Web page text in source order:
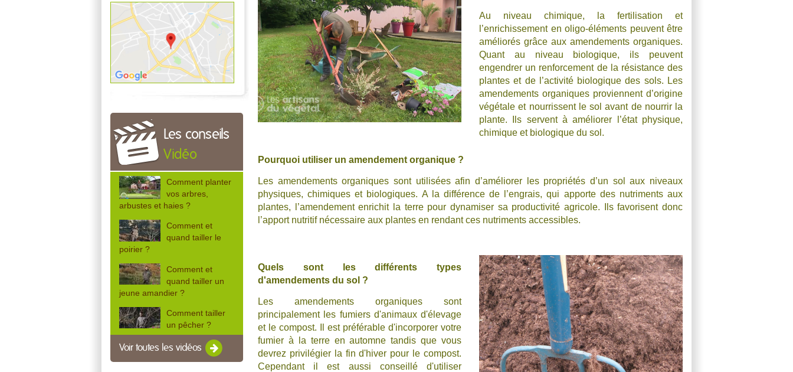
Les conseils
Vidéo
Comment planter
vos arbres,
arbustes et haies ?
Comment et
quand tailler le
poirier ?
Comment et
quand tailler un
jeune amandier ?
Comment tailler
un pêcher ?
Voir toutes les vidéos
Au niveau chimique, la fertilisation et
l’enrichissement en oligo-éléments peuvent être
améliorés grâce aux amendements organiques.
Quant au niveau biologique, ils peuvent
engendrer un renforcement de la résistance des
plantes et de l’activité biologique des sols. Les
amendements organiques proviennent d’origine
végétale et nourrissent le sol avant de nourrir la
plante. Ils servent à améliorer l’état physique,
chimique et biologique du sol.
Pourquoi utiliser un amendement organique ?
Les amendements organiques sont utilisées afin d’améliorer les propriétés d’un sol aux niveaux
physiques, chimiques et biologiques. A la différence de l’engrais, qui apporte des nutriments aux
plantes, l’amendement enrichit la terre pour dynamiser sa productivité agricole. Ils favorisent donc
l’apport nutritif nécessaire aux plantes en rendant ces nutriments accessibles.
Quels sont les différents types
d'amendements du sol ?
Les amendements organiques sont
principalement les fumiers d'animaux d'élevage
et le compost. Il est préférable d'incorporer votre
fumier à la terre en automne tandis que vous
devrez privilégier la fin d'hiver pour le compost.
Cependant il est aussi conseillé d'utiliser